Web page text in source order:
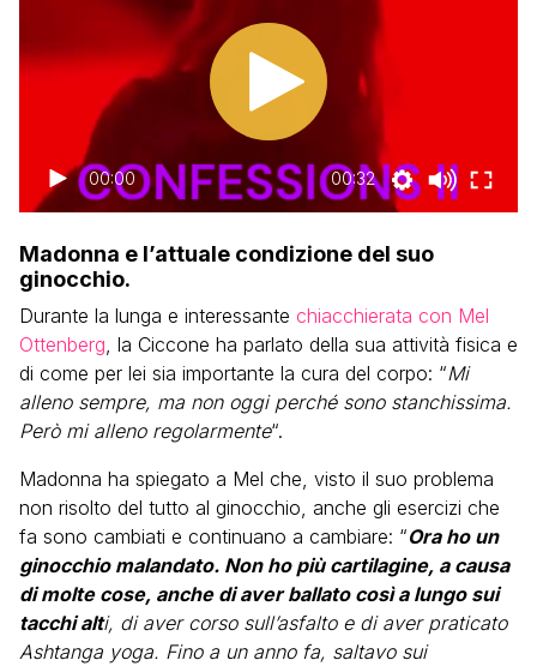
00:00 00:32
Madonna e l’attuale condizione del suo
ginocchio.
Durante la lunga e interessante chiacchierata con Mel
Ottenberg, la Ciccone ha parlato della sua attività fisica e
di come per lei sia importante la cura del corpo: “Mi
alleno sempre, ma non oggi perché sono stanchissima.
Però mi alleno regolarmente“.
Madonna ha spiegato a Mel che, visto il suo problema
non risolto del tutto al ginocchio, anche gli esercizi che
fa sono cambiati e continuano a cambiare: “Ora ho un
ginocchio malandato. Non ho più cartilagine, a causa
di molte cose, anche di aver ballato così a lungo sui
tacchi alti, di aver corso sull’asfalto e di aver praticato
Ashtanga yoga. Fino a un anno fa, saltavo sui